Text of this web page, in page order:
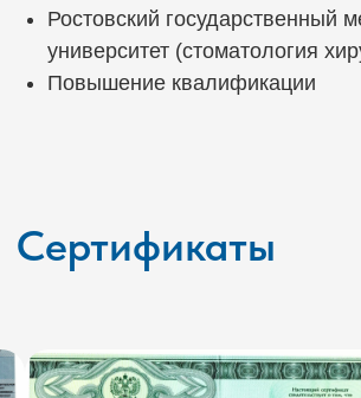
Ростовский государственный
университет (стоматология
Повышение квалификации
Все процедуры проводятся по
фиксированной стоимости, которая
Отзывы наших клиентов